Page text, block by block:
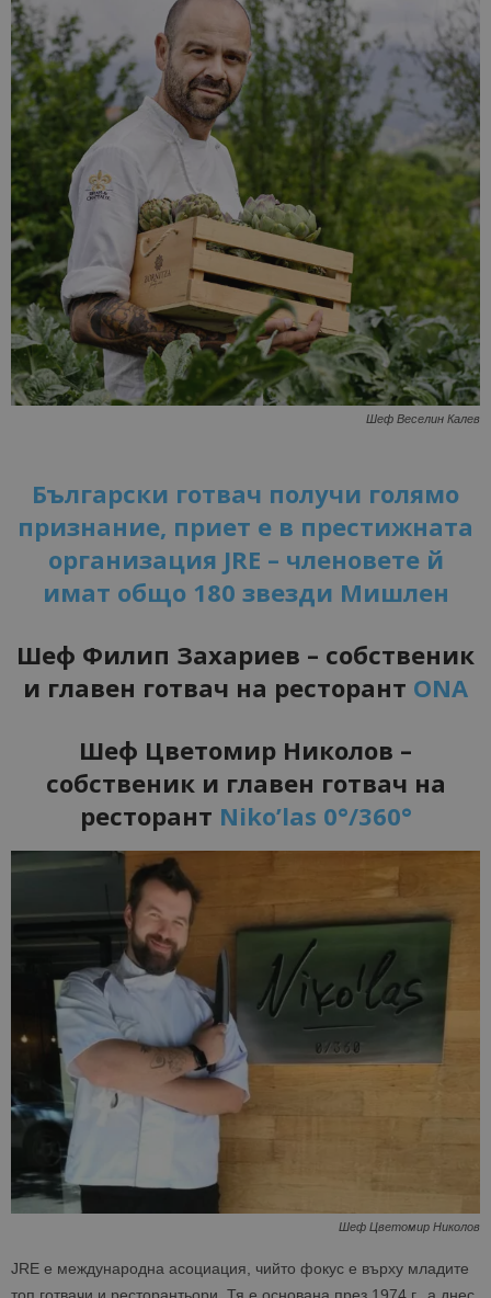
Шеф Веселин Калев
Български готвач получи голямо
признание, приет е в престижната
организация JRE – членовете й
имат общо 180 звезди Мишлен
Шеф Филип Захариев – собственик
и главен готвач на ресторант ONA
Шеф Цветомир Николов –
собственик и главен готвач на
ресторант Niko’las 0°/360°
Шеф Цветомир Николов
JRE е международна асоциация, чийто фокус е върху младите